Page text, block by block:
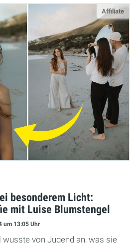
Affiliate
besonderem Licht:
mit Luise Blumstengel
um 13:05 Uhr
von Jugend an, was sie